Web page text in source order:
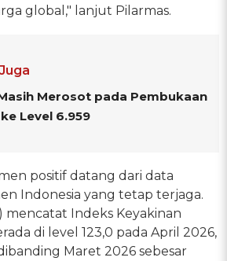
global," lanjut Pilarmas.
Merosot pada Pembukaan
Level 6.959
positif datang dari data
Indonesia yang tetap terjaga.
mencatat Indeks Keyakinan
di level 123,0 pada April 2026,
Maret 2026 sebesar